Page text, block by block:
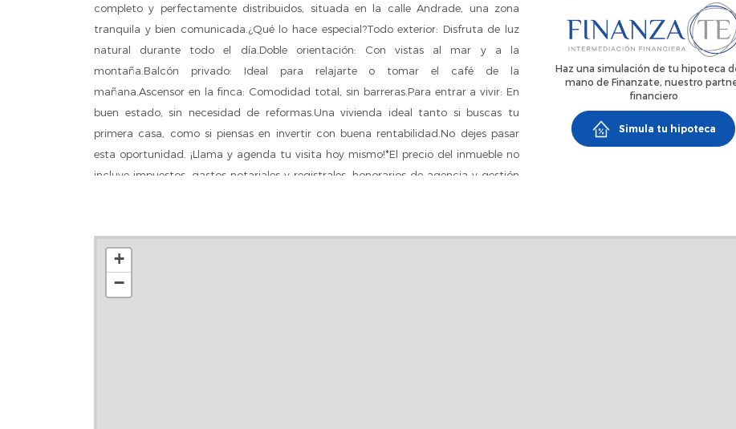
completo y perfectamente distribuidos, situada en la calle Andrade, una zona
tranquila y bien comunicada.¿Qué lo hace especial?Todo exterior: Disfruta de luz
natural durante todo el día.Doble orientación: Con vistas al mar y a la
montaña.Balcón privado: Ideal para relajarte o tomar el café de la
mañana.Ascensor en la finca: Comodidad total, sin barreras.Para entrar a vivir: En
buen estado, sin necesidad de reformas.Una vivienda ideal tanto si buscas tu
primera casa, como si piensas en invertir con buena rentabilidad.No dejes pasar
esta oportunidad. ¡Llama y agenda tu visita hoy mismo!*El precio del inmueble no
incluye impuestos, gastos notariales y registrales, honorarios de agencia y gestión
Haz una simulación de tu hipoteca
mano de Finanzate, nuestro
financiero
Simula tu hipoteca
+
−